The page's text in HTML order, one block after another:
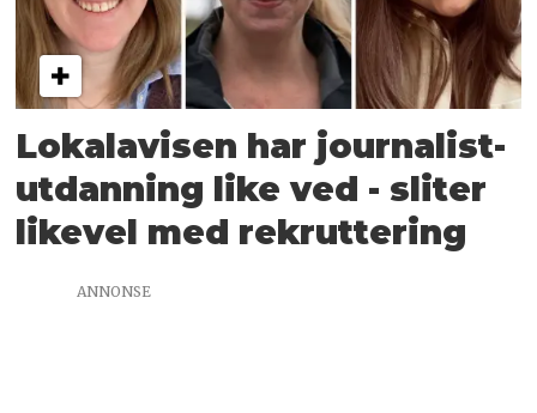
Lokalavisen har journalist­
utdanning like ved - sliter
likevel med rekruttering
ANNONSE